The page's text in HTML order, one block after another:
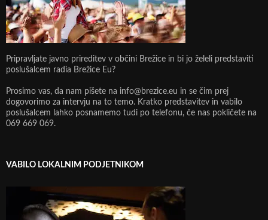
Pripravljate javno prireditev v občini Brežice in bi jo želeli predstaviti
poslušalcem radia Brežice Eu?
Prosimo vas, da nam pišete na info@brezice.eu in se čim prej
dogovorimo za intervju na to temo. Kratko predstavitev in vabilo
poslušalcem lahko posnamemo tudi po telefonu, če nas pokličete na
069 669 069.
VABILO LOKALNIM PODJETNIKOM